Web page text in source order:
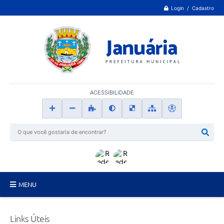
Login / Cadastro
ACESSIBILIDADE
MENU
Links Úteis